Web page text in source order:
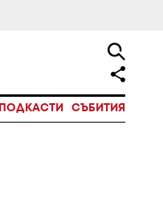
ПОДКАСТИ СЪБИТИЯ